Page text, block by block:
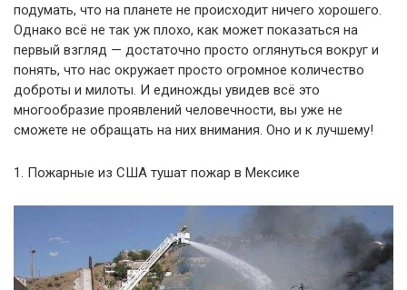
подумать, что на планете не происходит ничего хорошего.
Однако всё не так уж плохо, как может показаться на
первый взгляд — достаточно просто оглянуться вокруг и
понять, что нас окружает просто огромное количество
доброты и милоты. И единожды увидев всё это
многообразие проявлений человечности, вы уже не
сможете не обращать на них внимания. Оно и к лучшему!
1. Пожарные из США тушат пожар в Мексике